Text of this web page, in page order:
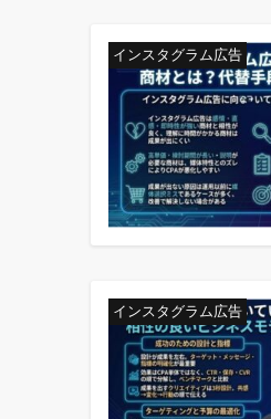
インスタグラム広告
インスタグラム広告